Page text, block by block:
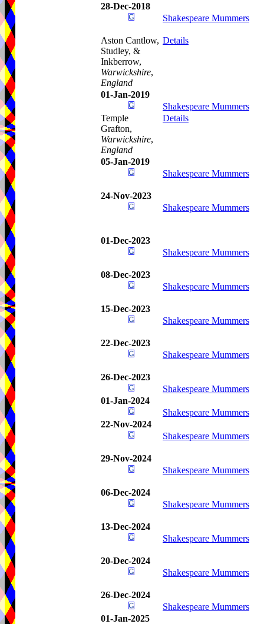
28-Dec-2018
Shakespeare Mummers
Aston Cantlow,
Studley, &
Inkberrow,
Warwickshire,
England
Details
01-Jan-2019
Shakespeare Mummers
Temple
Grafton,
Warwickshire,
England
Details
05-Jan-2019
Shakespeare Mummers
24-Nov-2023
Shakespeare Mummers
01-Dec-2023
Shakespeare Mummers
08-Dec-2023
Shakespeare Mummers
15-Dec-2023
Shakespeare Mummers
22-Dec-2023
Shakespeare Mummers
26-Dec-2023
Shakespeare Mummers
01-Jan-2024
Shakespeare Mummers
22-Nov-2024
Shakespeare Mummers
29-Nov-2024
Shakespeare Mummers
06-Dec-2024
Shakespeare Mummers
13-Dec-2024
Shakespeare Mummers
20-Dec-2024
Shakespeare Mummers
26-Dec-2024
Shakespeare Mummers
01-Jan-2025